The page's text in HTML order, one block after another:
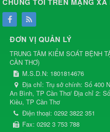
ĐƠN VỊ QUẢN LÝ
TRUNG TÂM KIỂM SOÁT BỆNH
CẦN THƠ)
M.S.D.N: 1801814676
Địa chỉ: Trụ sở chính: Số 400
An Bình, TP Cần Thơ/ Địa chỉ 2:
Kiều, TP Cần Thơ
Điện thoại: 0292 3822 351
Fax: 0292 3 753 788